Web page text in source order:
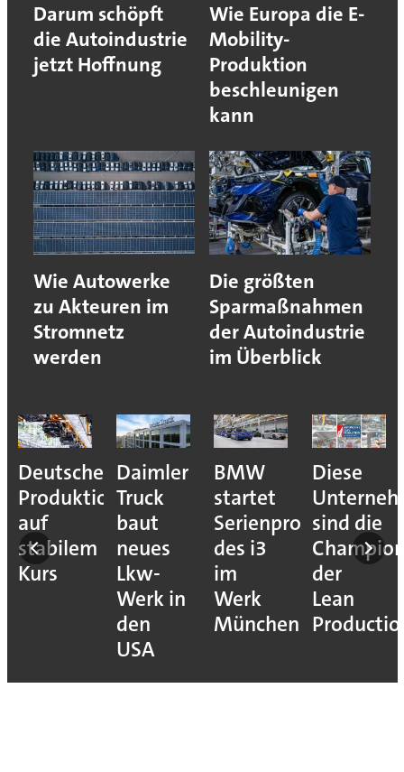
Darum schöpft
die Autoindustrie
jetzt Hoffnung
Wie Europa die E-
Mobility-
Produktion
beschleunigen
kann
Wie Autowerke
zu Akteuren im
Stromnetz
werden
Die größten
Sparmaßnahmen
der Autoindustrie
im Überblick
Deutsche
Produktion
auf
stabilem
Kurs
Daimler
Truck
baut
neues
Lkw-
Werk in
den
USA
BMW
startet
Serienproduktion
des i3
im
Werk
München
Diese
sind die
der
Lean